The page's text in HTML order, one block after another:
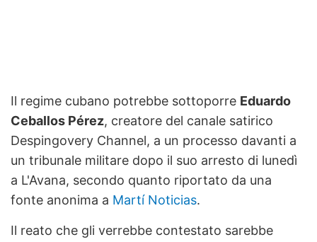
Il regime cubano potrebbe sottoporre Eduardo
Ceballos Pérez, creatore del canale satirico
Despingovery Channel, a un processo davanti a
un tribunale militare dopo il suo arresto di lunedì
a L'Avana, secondo quanto riportato da una
fonte anonima a Martí Noticias.
Il reato che gli verrebbe contestato sarebbe